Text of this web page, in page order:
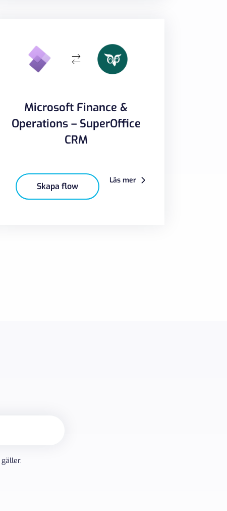
Microsoft Finance &
Operations – SuperOffice
CRM
Skapa flow
Läs mer
gäller.